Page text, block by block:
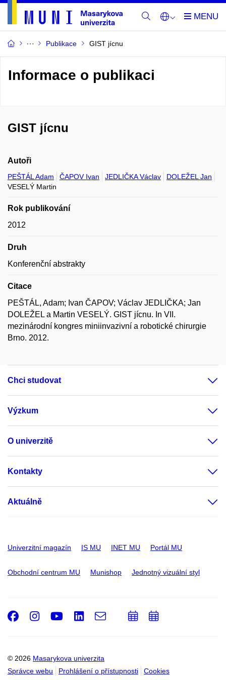
Publikace GIST jícnu
Informace o publikaci
GIST jícnu
Autoři
PEŠTÁL Adam ČAPOV Ivan JEDLIČKA Václav
DOLEŽEL Jan
VESELÝ Martin
Rok publikování
2012
Druh
Konferenční abstrakty
Citace
PEŠTÁL, Adam; Ivan ČAPOV; Václav JEDLIČKA; Jan
DOLEŽEL a Martin VESELÝ. GIST jícnu. In VII.
mezinárodní kongres miniinvazivní a robotické chirurgie
Brno. 2012.
Chci studovat
Výzkum
O univerzitě
Kontakty
Aktuálně
Univerzitní magazín IS MU INET MU Portál MU
Obchodní centrum MU Munishop Jednotný vizuální styl
© 2026 Masarykova univerzita
Správce webu
Prohlášení o přístupnosti Cookies
Facebook
Instagram
Youtube
LinkedIn
e-
PřidatPřidat